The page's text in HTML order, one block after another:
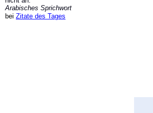
Arabisches Sprichwort
bei Zitate des Tages